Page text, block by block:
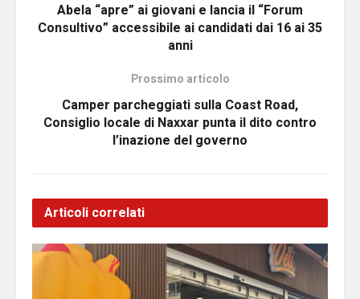
Abela “apre” ai giovani e lancia il “Forum
Consultivo” accessibile ai candidati dai 16 ai 35
anni
Prossimo articolo
Camper parcheggiati sulla Coast Road,
Consiglio locale di Naxxar punta il dito contro
l’inazione del governo
Articoli correlati